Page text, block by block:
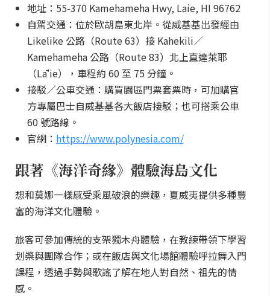
地址：55-370 Kamehameha Hwy, Laie, HI 96762
自駕交通：位於歐胡島東北岸。從威基基出發經由
Likelike 公路（Route 63）接 Kahekili／
Kamehameha 公路（Route 83）北上直達萊耶
（Lāʻie），車程約 60 至 75 分鐘。
接駁／公車交通：購買園區門票套票時，可加購官
方專屬巴士自威基基各大飯店接駁；也可搭乘公車
60 號路線。
官網： https://www.polynesia.com/
跟著《海洋奇緣》體驗海島文化
想和莫娜一樣感受乘風破浪的樂趣，夏威夷提供多種豐
富的海洋文化體驗。
旅客可參加傳統的支架獨木舟體驗，在教練帶領下學習
划槳與團隊合作；或在飯店與文化場館體驗呼拉舞入門
課程，透過手勢與歌謠了解在地人對自然、祖先的情
感。